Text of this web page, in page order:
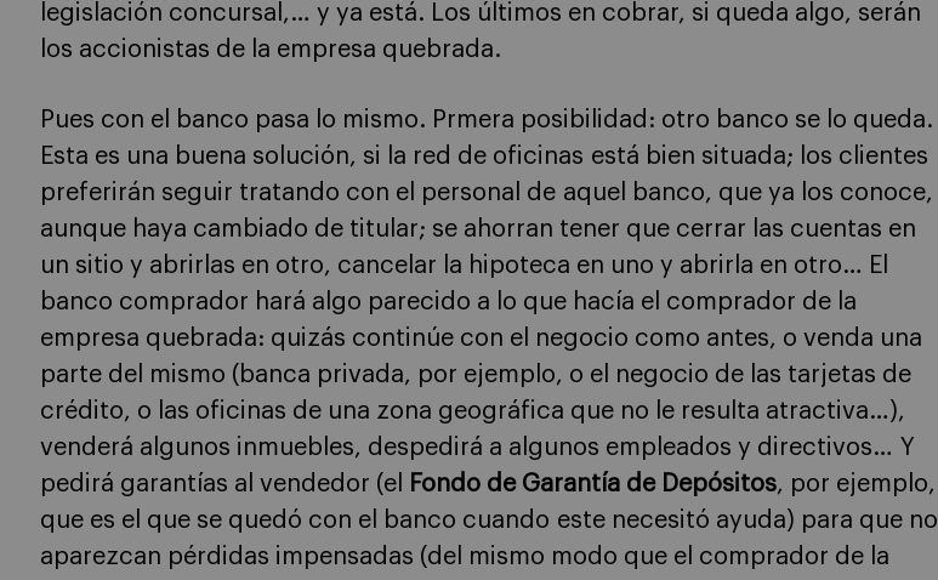
legislación concursal,… y ya está. Los últimos en cobrar, si queda algo, serán
los accionistas de la empresa quebrada.
Pues con el banco pasa lo mismo. Prmera posibilidad: otro banco se lo queda.
Esta es una buena solución, si la red de oficinas está bien situada; los clientes
preferirán seguir tratando con el personal de aquel banco, que ya los conoce,
aunque haya cambiado de titular; se ahorran tener que cerrar las cuentas en
un sitio y abrirlas en otro, cancelar la hipoteca en uno y abrirla en otro… El
banco comprador hará algo parecido a lo que hacía el comprador de la
empresa quebrada: quizás continúe con el negocio como antes, o venda una
parte del mismo (banca privada, por ejemplo, o el negocio de las tarjetas de
crédito, o las oficinas de una zona geográfica que no le resulta atractiva…),
venderá algunos inmuebles, despedirá a algunos empleados y directivos… Y
pedirá garantías al vendedor (el
Fondo de Garantía de Depósitos, por ejemplo,
que es el que se quedó con el banco cuando este necesitó ayuda) para que no
aparezcan pérdidas impensadas (del mismo modo que el comprador de la